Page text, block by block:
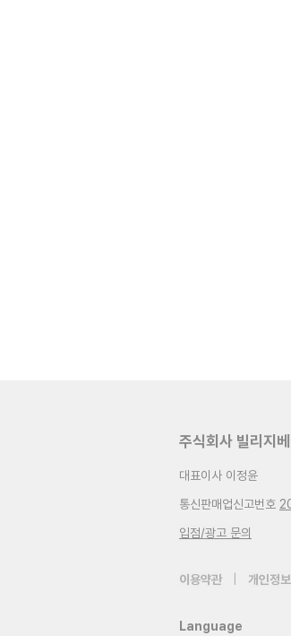
주식회사 빌리지베
대표이사 이정윤
통신판매업신고번호
입점/광고 문의
이용약관 개인정
Language